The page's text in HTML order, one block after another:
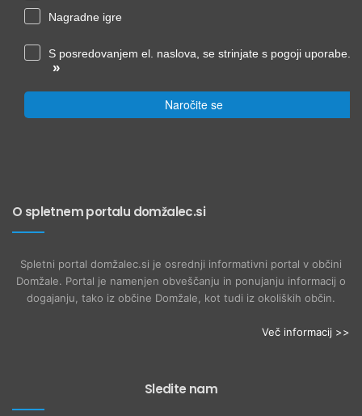
Nagradne igre
S posredovanjem el. naslova, se strinjate s pogoji uporabe.
»
Naročite se
O spletnem portalu domžalec.si
Spletni portal domžalec.si je osrednji informativni portal v občini
Domžale. Portal je namenjen obveščanju in ponujanju informacij o
dogajanju, tako iz občine Domžale, kot tudi iz okoliških občin.
Več informacij >>
Sledite nam